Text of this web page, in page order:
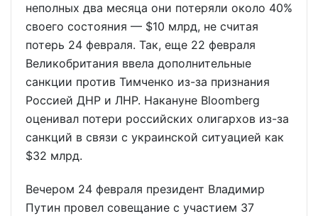
неполных два месяца они потеряли около 40%
своего состояния — $10 млрд, не считая
потерь 24 февраля. Так, еще 22 февраля
Великобритания ввела дополнительные
санкции против Тимченко из-за признания
Россией ДНР и ЛНР. Накануне Bloomberg
оценивал потери российских олигархов из-за
санкций в связи с украинской ситуацией как
$32 млрд.
Вечером 24 февраля президент Владимир
Путин провел совещание с участием 37